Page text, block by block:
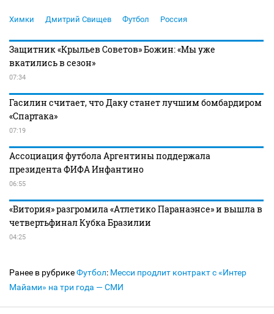
Химки Дмитрий Свищев Футбол Россия
Защитник «Крыльев Советов» Божин: «Мы уже
вкатились в сезон»
07:34
Гасилин считает, что Даку станет лучшим бомбардиром
«Спартака»
07:19
Ассоциация футбола Аргентины поддержала
президента ФИФА Инфантино
06:55
«Витория» разгромила «Атлетико Паранаэнсе» и вышла в
четвертьфинал Кубка Бразилии
04:25
Ранее в рубрикеФутбол: Месси продлит контракт с «Интер
Майами» на три года — СМИ